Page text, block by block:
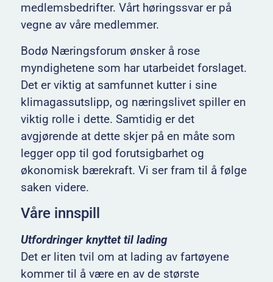
medlemsbedrifter. Vårt høringssvar er på
vegne av våre medlemmer.
Bodø Næringsforum ønsker å rose
myndighetene som har utarbeidet forslaget.
Det er viktig at samfunnet kutter i sine
klimagassutslipp, og næringslivet spiller en
viktig rolle i dette. Samtidig er det
avgjørende at dette skjer på en måte som
legger opp til god forutsigbarhet og
økonomisk bærekraft. Vi ser fram til å følge
saken videre.
Våre innspill
Utfordringer knyttet til lading
Det er liten tvil om at lading av fartøyene
kommer til å være en av de største